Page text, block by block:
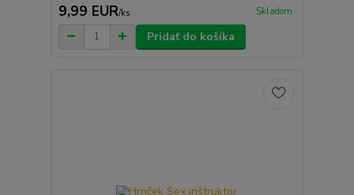
9,99 EUR/ks Skladom
Pridať do košíka